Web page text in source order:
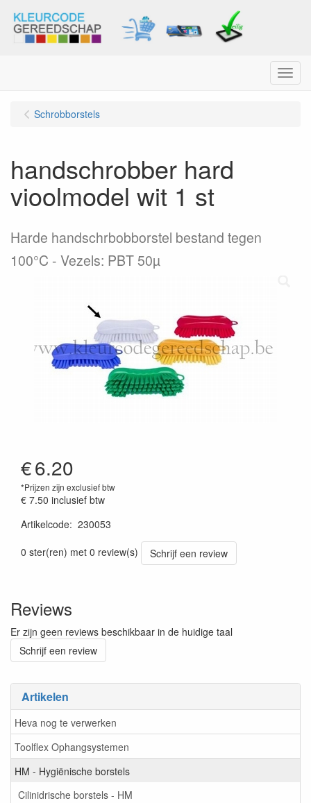
Menu
Artikelen
Heva nog te verwerken
Toolflex Ophangsystemen
HM - Hygiënische borstels
Cilinidrische borstels - HM
Schrobborstels
handschrobber hard
vioolmodel wit 1 st
Harde handschrbobborstel bestand tegen
100°C - Vezels: PBT 50µ
€6.20
*Prijzen zijn exclusief btw
€ 7.50 inclusief btw
Artikelcode: 230053
0 ster(ren) met 0 review(s)
Schrijf een review
Reviews
Er zijn geen reviews beschikbaar in de huidige taal
Schrijf een review